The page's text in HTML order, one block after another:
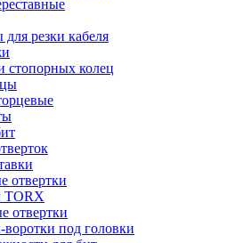
резки кабеля
стопорных колец
отвертки
TORX
отвертки
воротки под головки